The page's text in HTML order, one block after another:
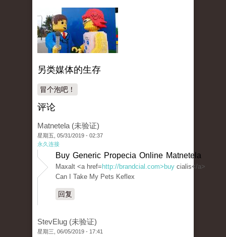
另类媒体的生存
冒个泡吧！
评论
Matnetela (未验证)
星期五, 05/31/2019 - 02:37
永久连接
Buy Generic Propecia Online Matnetela
Maxalt <a href= http://brandcial.com>buy cialis</a>
Can I Take My Pets Keflex
回复
StevElug (未验证)
星期三, 06/05/2019 - 17:41